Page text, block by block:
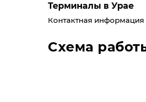
Терминалы в Урае
Контактная
Схема